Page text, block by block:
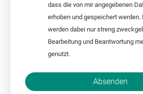
dass die von mir angegebenen
erhoben und gespeichert werden.
werden dabei nur streng
Bearbeitung und Beantwortung
genutzt.
Bitte nicht ausfüllen.Absenden